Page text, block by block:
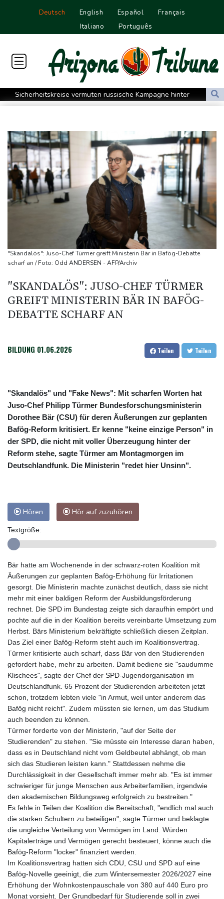
Deutsch English Español
Français
Italiano
Português
Sicherheitskreise vermuten russische Kampagne hinter
Falschvideo zu Merz-Rücktritt
treffen
Nationaler Sicherheitsrat mit Merz tagt zu Drohnenvorfall in
Leipzig
Kabel der Deutschen Bahn beschädigt: Kölner Staatsschutz
ermittelt wegen Sabotage
Frankreichs Außenminister Barrot kündigt Reaktion auf russische
Wahlkampf-Einmischung an
Ein Viertel der Reisenden in Deutschland lässt sich Ziele von der
KI vorschlagen
Norwegens Fußball-Verband fordert Infantinos Rücktritt
Verurteilte Linksextremistin: Bundesgerichtshof bestätigt
Beugehaft für Lina E.
Verweigerter Dopingtest: NADA will Vierjahressperre für Ansah
Medien: Türkischer Präsident Erdogan zu Dreiergipfel in Saudi-
"Skandalös": Juso-Chef Türmer greift Ministerin Bär in Bafög-Debatte
scharf an / Foto: Odd ANDERSEN - AFP/Archiv
"SKANDALÖS": JUSO-CHEF TÜRMER
GREIFT MINISTERIN BÄR IN BAFÖG-
DEBATTE SCHARF AN
BILDUNG 01.06.2026 Teilen Teilen
"Skandalös" und "Fake News": Mit scharfen Worten hat
Juso-Chef Philipp Türmer Bundesforschungsministerin
Dorothee Bär (CSU) für deren Äußerungen zur geplanten
Bafög-Reform kritisiert. Er kenne "keine einzige Person" in
der SPD, die nicht mit voller Überzeugung hinter der
Reform stehe, sagte Türmer am Montagmorgen im
Deutschlandfunk. Die Ministerin "redet hier Unsinn".
Hören Hör auf zuzuhören
Textgröße:
Bär hatte am Wochenende in der schwarz-roten Koalition mit
Äußerungen zur geplanten Bafög-Erhöhung für Irritationen
gesorgt. Die Ministerin machte zunächst deutlich, dass sie nicht
mehr mit einer baldigen Reform der Ausbildungsförderung
rechnet. Die SPD im Bundestag zeigte sich daraufhin empört und
pochte auf die in der Koalition bereits vereinbarte Umsetzung zum
Herbst. Bärs Ministerium bekräftigte schließlich diesen Zeitplan.
Das Ziel einer Bafög-Reform steht auch im Koalitionsvertrag.
Türmer kritisierte auch scharf, dass Bär von den Studierenden
gefordert habe, mehr zu arbeiten. Damit bediene sie "saudumme
Klischees", sagte der Chef der SPD-Jugendorganisation im
Deutschlandfunk. 65 Prozent der Studierenden arbeiteten jetzt
schon, trotzdem lebten viele "in Armut, weil unter anderem das
Bafög nicht reicht". Zudem müssten sie lernen, um das Studium
auch beenden zu können.
Türmer forderte von der Ministerin, "auf der Seite der
Studierenden" zu stehen. "Sie müsste ein Interesse daran haben,
dass es in Deutschland nicht vom Geldbeutel abhängt, ob man
sich das Studieren leisten kann." Stattdessen nehme die
Durchlässigkeit in der Gesellschaft immer mehr ab. "Es ist immer
schwieriger für junge Menschen aus Arbeiterfamilien, irgendwie
den akademischen Bildungsweg erfolgreich zu bestreiten."
Es fehle in Teilen der Koalition die Bereitschaft, "endlich mal auch
die starken Schultern zu beteiligen", sagte Türmer und beklagte
die ungleiche Verteilung von Vermögen im Land. Würden
Kapitalerträge und Vermögen gerecht besteuert, könne auch die
Bafög-Reform "locker" finanziert werden.
Im Koalitionsvertrag hatten sich CDU, CSU und SPD auf eine
Bafög-Novelle geeinigt, die zum Wintersemester 2026/2027 eine
Erhöhung der Wohnkostenpauschale von 380 auf 440 Euro pro
Monat vorsieht. Der Grundbedarf für Studierende soll in zwei